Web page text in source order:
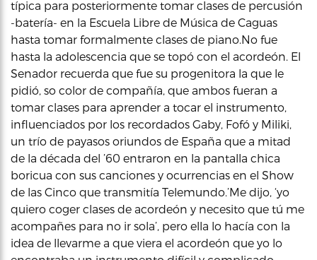
típica para posteriormente tomar clases de percusión
-batería- en la Escuela Libre de Música de Caguas
hasta tomar formalmente clases de piano.No fue
hasta la adolescencia que se topó con el acordeón. El
Senador recuerda que fue su progenitora la que le
pidió, so color de compañía, que ambos fueran a
tomar clases para aprender a tocar el instrumento,
influenciados por los recordados Gaby, Fofó y Miliki,
un trío de payasos oriundos de España que a mitad
de la década del ’60 entraron en la pantalla chica
boricua con sus canciones y ocurrencias en el Show
de las Cinco que transmitía Telemundo.’Me dijo, ‘yo
quiero coger clases de acordeón y necesito que tú me
acompañes para no ir sola’, pero ella lo hacía con la
idea de llevarme a que viera el acordeón que yo lo